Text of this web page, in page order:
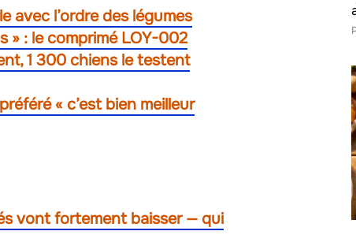
avec l’ordre des légumes
» : le comprimé LOY-002
1 300 chiens le testent
« c’est bien meilleur
vont fortement baisser — qui